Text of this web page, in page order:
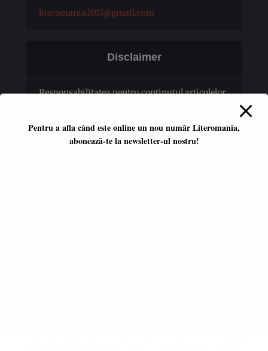
literomania2017@gmail.com
Disclaimer
Responsabilitatea pentru conţinutul articolelor
Pentru a afla când este online un nou număr Literomania,
abonează-te la newsletter-ul nostru!